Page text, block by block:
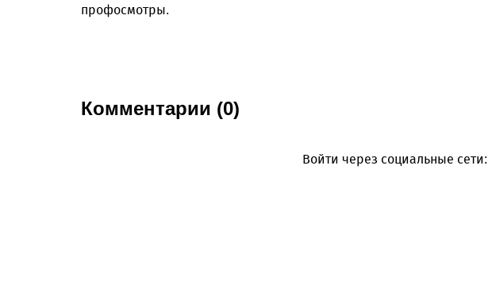
профосмотры.
Комментарии (0)
Войти через социальные сети: